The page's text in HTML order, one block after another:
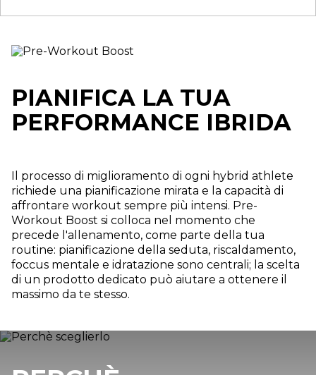
PIANIFICA LA TUA
PERFORMANCE IBRIDA
Il processo di miglioramento di ogni hybrid athlete
richiede una pianificazione mirata e la capacità di
affrontare workout sempre più intensi. Pre-
Workout Boost si colloca nel momento che
precede l'allenamento, come parte della tua
routine: pianificazione della seduta, riscaldamento,
foccus mentale e idratazione sono centrali; la scelta
di un prodotto dedicato può aiutare a ottenere il
massimo da te stesso.